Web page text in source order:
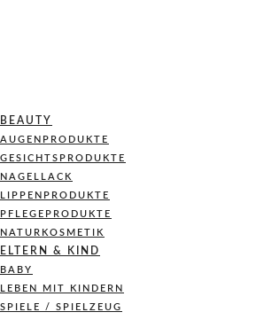
BEAUTY
AUGENPRODUKTE
GESICHTSPRODUKTE
NAGELLACK
LIPPENPRODUKTE
PFLEGEPRODUKTE
NATURKOSMETIK
ELTERN & KIND
BABY
LEBEN MIT KINDERN
SPIELE / SPIELZEUG